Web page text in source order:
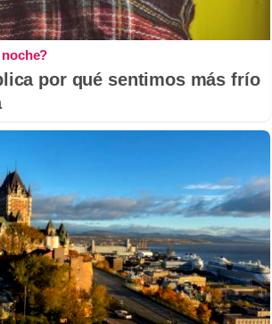
por qué sentimos más frío